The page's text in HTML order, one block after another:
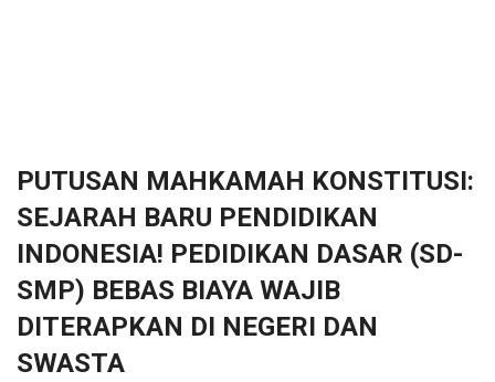
PUTUSAN MAHKAMAH KONSTITUSI:
SEJARAH BARU PENDIDIKAN
INDONESIA! PEDIDIKAN DASAR (SD-
SMP) BEBAS BIAYA WAJIB
DITERAPKAN DI NEGERI DAN
SWASTA